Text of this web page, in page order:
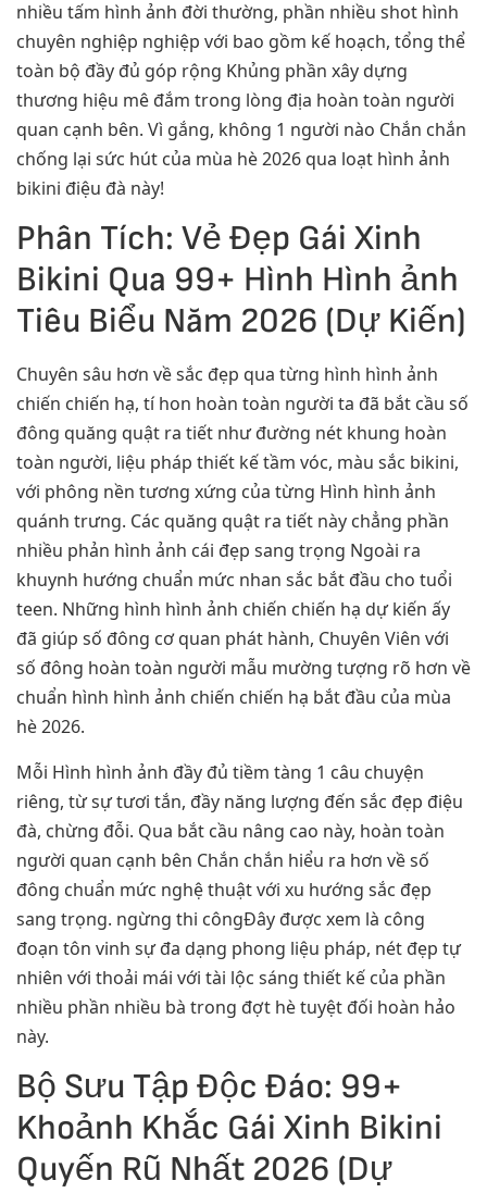
nhiều tấm hình ảnh đời thường, phần nhiều shot hình
chuyên nghiệp nghiệp với bao gồm kế hoạch, tổng thể
toàn bộ đầy đủ góp rộng Khủng phần xây dựng
thương hiệu mê đắm trong lòng địa hoàn toàn người
quan cạnh bên. Vì gắng, không 1 người nào Chắn chắn
chống lại sức hút của mùa hè 2026 qua loạt hình ảnh
bikini điệu đà này!
Phân Tích: Vẻ Đẹp Gái Xinh
Bikini Qua 99+ Hình Hình ảnh
Tiêu Biểu Năm 2026 (Dự Kiến)
Chuyên sâu hơn về sắc đẹp qua từng hình hình ảnh
chiến chiến hạ, tí hon hoàn toàn người ta đã bắt cầu số
đông quăng quật ra tiết như đường nét khung hoàn
toàn người, liệu pháp thiết kế tầm vóc, màu sắc bikini,
với phông nền tương xứng của từng Hình hình ảnh
quánh trưng. Các quăng quật ra tiết này chẳng phần
nhiều phản hình ảnh cái đẹp sang trọng Ngoài ra
khuynh hướng chuẩn mức nhan sắc bắt đầu cho tuổi
teen. Những hình hình ảnh chiến chiến hạ dự kiến ấy
đã giúp số đông cơ quan phát hành, Chuyên Viên với
số đông hoàn toàn người mẫu mường tượng rõ hơn về
chuẩn hình hình ảnh chiến chiến hạ bắt đầu của mùa
hè 2026.
Mỗi Hình hình ảnh đầy đủ tiềm tàng 1 câu chuyện
riêng, từ sự tươi tắn, đầy năng lượng đến sắc đẹp điệu
đà, chừng đỗi. Qua bắt cầu nâng cao này, hoàn toàn
người quan cạnh bên Chắn chắn hiểu ra hơn về số
đông chuẩn mức nghệ thuật với xu hướng sắc đẹp
sang trọng. ngừng thi côngĐây được xem là công
đoạn tôn vinh sự đa dạng phong liệu pháp, nét đẹp tự
nhiên với thoải mái với tài lộc sáng thiết kế của phần
nhiều phần nhiều bà trong đợt hè tuyệt đối hoàn hảo
này.
Bộ Sưu Tập Độc Đáo: 99+
Khoảnh Khắc Gái Xinh Bikini
Quyến Rũ Nhất 2026 (Dự